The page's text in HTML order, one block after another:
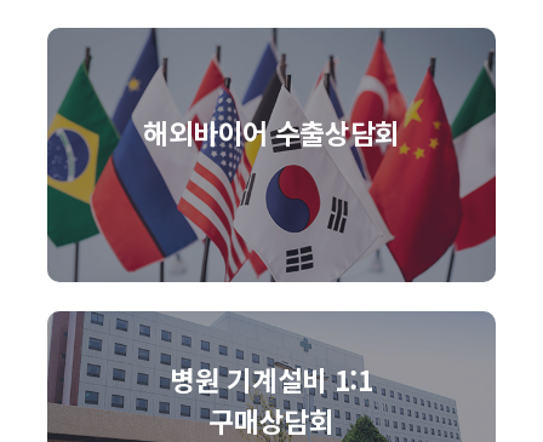
해외바이어 수출상담회
병원 기계설비 1:1
구매상담회